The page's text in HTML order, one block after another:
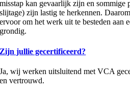
misstap kan gevaarlijk zijn en sommige
slijtage) zijn lastig te herkennen.
ervoor om het werk uit te besteden aan
grondig.
Zijn jullie gecertificeerd?
Ja, wij werken uitsluitend met VCA
en vertrouwd.